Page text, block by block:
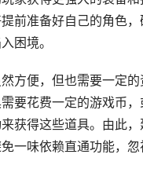
前准备好自己的角色
困境。
方便，但也需要一定的
要花费一定的游戏币
获得这些道具。由此
一味依赖直通功能，